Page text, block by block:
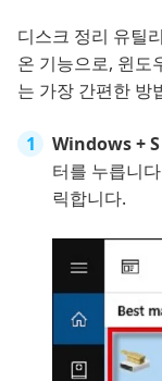
디스크 정리 유틸
온 기능으로, 윈도
는 가장 간편한 방
Windows + S
터를 누릅니
릭합니다.